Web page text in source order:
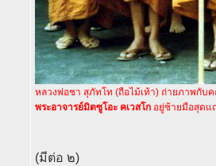
หลวงพ่อชา สุภัทโท (ถือไม้เท้า) ถ่ายภาพกับ
พระอาจารย์มิตซูโอะ คเวสโก อยู่ซ้ายมือสุดแ
(มีต่อ ๒)